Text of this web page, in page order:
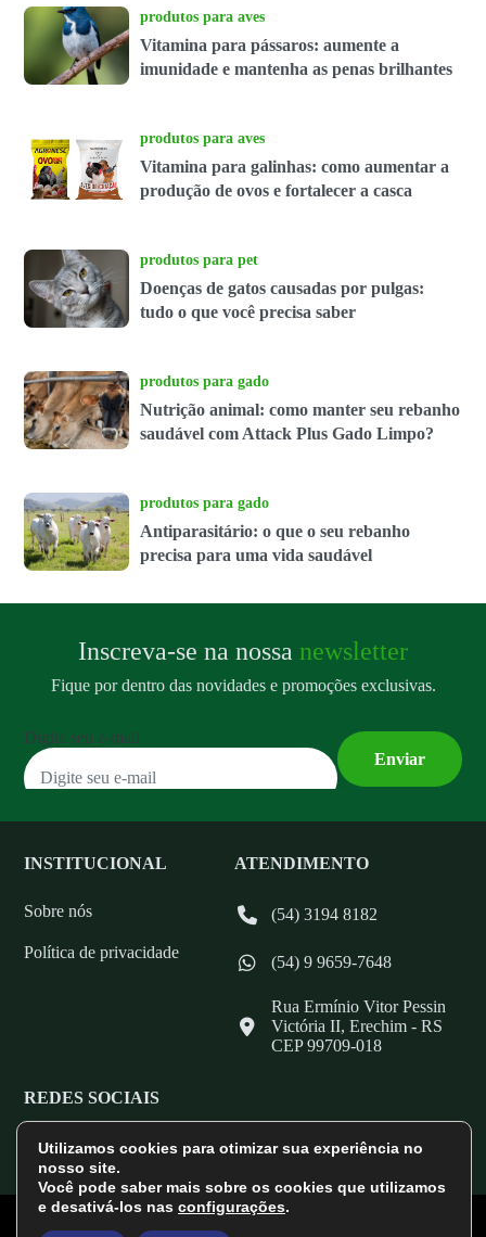
produtos para aves
Vitamina para pássaros: aumente a
imunidade e mantenha as penas brilhantes
produtos para aves
Vitamina para galinhas: como aumentar a
produção de ovos e fortalecer a casca
produtos para pet
Doenças de gatos causadas por pulgas:
tudo o que você precisa saber
produtos para gado
Nutrição animal: como manter seu rebanho
saudável com Attack Plus Gado Limpo?
produtos para gado
Antiparasitário: o que o seu rebanho
precisa para uma vida saudável
Inscreva-se na nossa newsletter
Fique por dentro das novidades e promoções exclusivas.
Digite seu e-mail
INSTITUCIONAL
Sobre nós
Política de privacidade
ATENDIMENTO
(54) 3194 8182
(54) 9 9659-7648
Rua Ermínio Vitor Pessin
Victória II, Erechim - RS
CEP 99709-018
REDES SOCIAIS
© Copyright 2024 AGRONESE NUTRIÇÃO ANIMAL. Todos os
Utilizamos cookies para otimizar sua experiência no
nosso site.
Você pode saber mais sobre os cookies que utilizamos
e desativá-los nas configurações.